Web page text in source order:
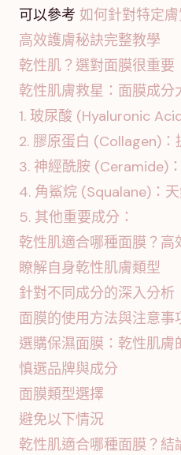
可以參考 如何針對特定
高效護膚秘訣完整教學
乾性肌？選對面膜很重要
乾性肌膚救星：面膜成分
1. 玻尿酸 (Hyaluronic
2. 膠原蛋白 (Collagen)
3. 神經酰胺 (Ceramide)
4. 角鯊烷 (Squalane)：
5. 其他重要成分：
乾性肌適合哪種面膜？高
瞭解自身乾性肌膚類型
針對不同成分的深入分析
面膜的使用方法與注意事
選購保濕面膜：乾性肌膚
慎選品牌與成分
面膜類型選擇
避免以下情況
乾性肌適合哪種面膜？結